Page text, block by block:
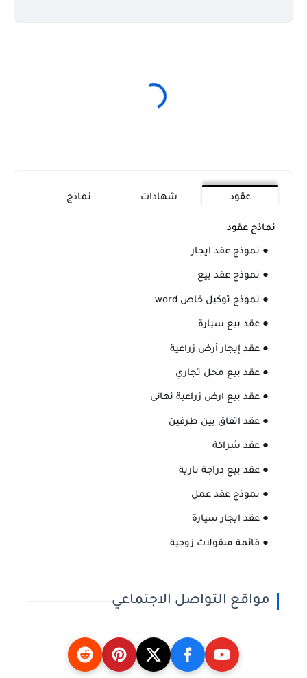
عقود شهادات نماذج
نماذج عقود
● نموذج عقد ايجار
● نموذج عقد بيع
● نموذج توكيل خاص word
● عقد بيع سيارة
● عقد إيجار أرض زراعية
● عقد بيع محل تجاري
● عقد بيع ارض زراعية نهائى
● عقد اتفاق بين طرفين
● عقد شراكة
● عقد بيع دراجة نارية
● نموذج عقد عمل
● عقد ايجار سيارة
● قائمة منقولات زوجية
مواقع التواصل الاجتماعي